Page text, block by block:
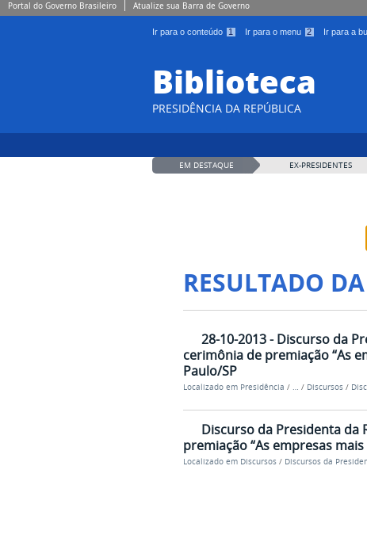
Portal do Governo Brasileiro Atualize sua Barra de Governo
Ir para o conteúdo 1 Ir para o menu 2 Ir para a
Biblioteca
PRESIDÊNCIA DA REPÚBLICA
EM DESTAQUE EX-PRESIDENTES
RESULTADO
28-10-2013 - Discurso da
cerimônia de premiação “As
Paulo/SP
Localizado em Presidência / … / Discursos /
Discurso da Presidenta da
premiação “As empresas
Localizado em Discursos / Discursos da